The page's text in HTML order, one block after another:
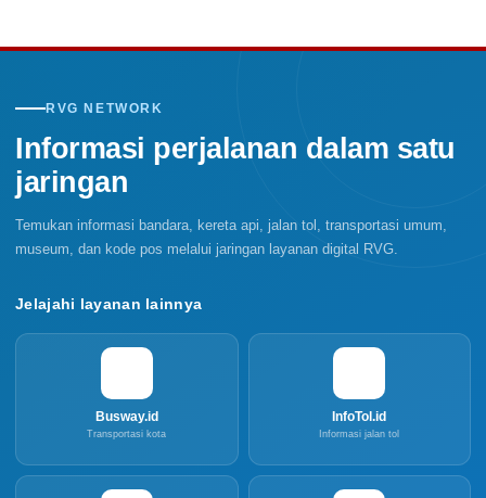
RVG NETWORK
Informasi perjalanan dalam satu
jaringan
Temukan informasi bandara, kereta api, jalan tol, transportasi umum,
museum, dan kode pos melalui jaringan layanan digital RVG.
Jelajahi layanan lainnya
Busway.id
Transportasi kota
InfoTol.id
Informasi jalan tol